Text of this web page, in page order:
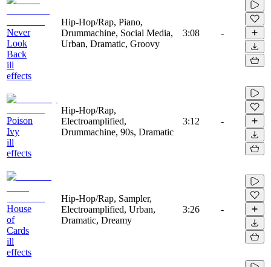
Never
Look
Back
ill
effects
Hip-Hop/Rap, Piano,
Drummachine, Social Media,
Urban, Dramatic, Groovy
3:08 -
Poison
Ivy
ill
effects
Hip-Hop/Rap,
Electroamplified,
Drummachine, 90s, Dramatic
3:12 -
House
of
Cards
ill
effects
Hip-Hop/Rap, Sampler,
Electroamplified, Urban,
Dramatic, Dreamy
3:26 -